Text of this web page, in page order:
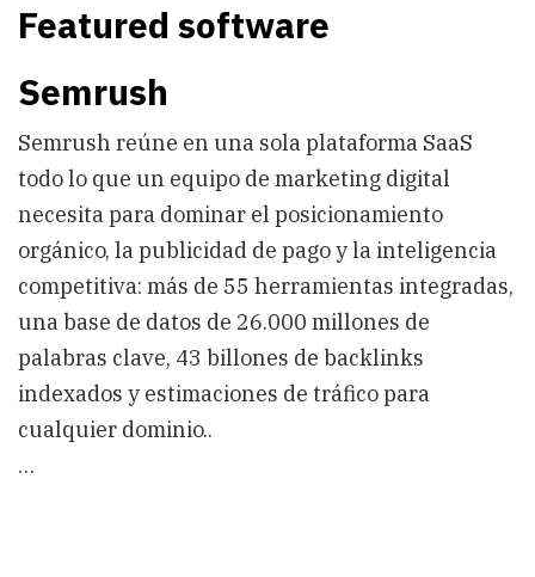
Featured software
Semrush
Semrush reúne en una sola plataforma SaaS
todo lo que un equipo de marketing digital
necesita para dominar el posicionamiento
orgánico, la publicidad de pago y la inteligencia
competitiva: más de 55 herramientas integradas,
una base de datos de 26.000 millones de
palabras clave, 43 billones de backlinks
indexados y estimaciones de tráfico para
cualquier dominio..
…